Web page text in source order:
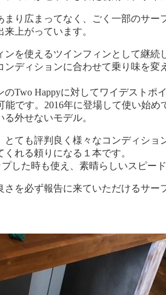
り広まってなく、ごく一部のサ
上がっています。
を使えるツインフィンとして継続
ディションに合わせて乗り味を変
Two Happyに対してワイデストポ
です。 2016年に登場して使い始め
外せないモデル。
ても評判良く様々なコンディショ
れる頼りになる１本です。
した時も使え、素晴らしいスピー
を必ず報告に来ていただけるサー